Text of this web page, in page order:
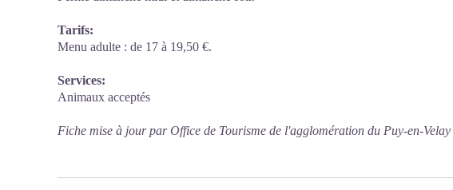
Tarifs:
Menu adulte : de 17 à 19,50 €.
Services:
Animaux acceptés
Fiche mise à jour par Office de Tourisme de l'agglomération du Puy-en-